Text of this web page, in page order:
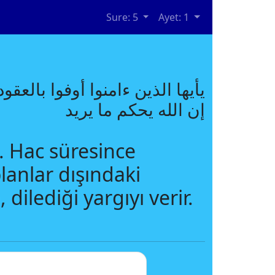
Sure: 5 Ayet: 1
يأيها الذين ءامنوا أوفوا
إن الله يحكم ما يريد
Hac süresince
dışındaki
yargıyı verir.